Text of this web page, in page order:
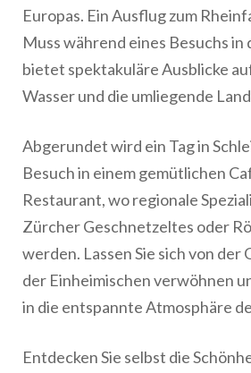
Europas. Ein Ausflug zum
Muss während eines Besuchs in
bietet spektakuläre Ausblicke
Wasser und die umliegende
Abgerundet wird ein Tag in
Besuch in einem gemütlichen
Restaurant, wo regionale
Zürcher Geschnetzeltes oder
werden. Lassen Sie sich von
der Einheimischen verwöhnen
in die entspannte Atmosphäre
Entdecken Sie selbst die